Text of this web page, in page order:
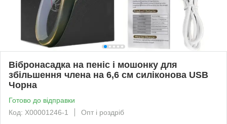
Вібронасадка на пеніс і мошонку для
збільшення члена на 6,6 см силіконова USB
Чорна
Готово до відправки
Код: X00001246-1
Опт і роздріб